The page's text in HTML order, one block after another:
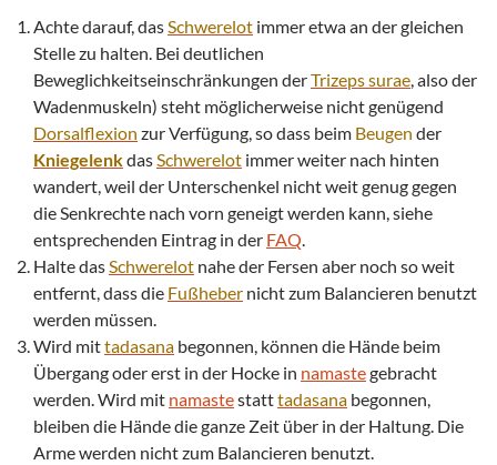
Achte darauf, dasSchwerelot immer etwa an der gleichen
Stelle zu halten. Bei deutlichen
Beweglichkeitseinschränkungen derTrizepssurae, also der
Wadenmuskeln) steht möglicherweise nicht genügend
Dorsalflexion zur Verfügung, so dass beim Beugen der
KniegelenkdasSchwerelot immer weiter nach hinten
wandert, weil der Unterschenkel nicht weit genug gegen
die Senkrechte nach vorn geneigt werden kann, siehe
entsprechenden Eintrag in der FAQ.
Halte dasSchwerelot nahe der Fersen aber noch so weit
entfernt, dass die Fußheber nicht zum Balancieren benutzt
werden müssen.
Wird mittadasana begonnen, können die Hände beim
Übergang oder erst in der Hocke in namastegebracht
werden. Wird mit namastestatttadasana begonnen,
bleiben die Hände die ganze Zeit über in der Haltung. Die
Arme werden nicht zum Balancieren benutzt.